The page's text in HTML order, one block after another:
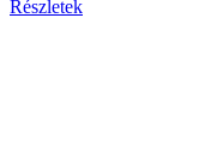
Részletek